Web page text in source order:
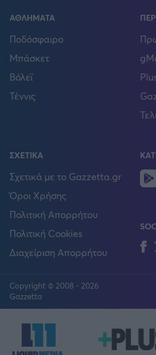
ΑΘΛΗΜΑΤΑ
Ποδόσφαιρο
Μπάσκετ
Βόλεϊ
Τέννις
ΣΧΕΤΙΚΑ
Σχετικά με το Gazzetta.gr
Όροι Χρήσης
Πολιτική Απορρήτου
Πολιτική Cookies
Διαχείριση Απορρήτου
Copyright © 2008 - 2026
Gazzetta